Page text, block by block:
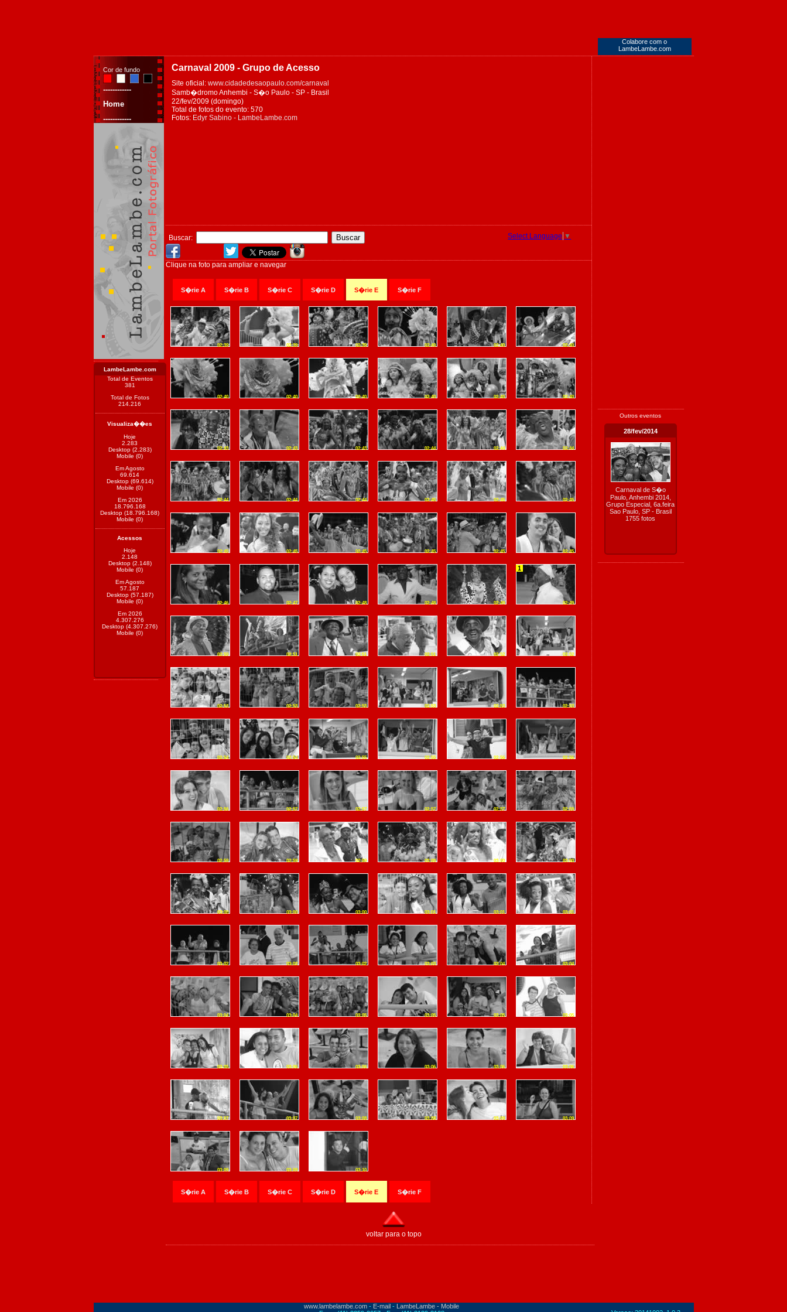
Colabore com o
LambeLambe.com
Cor de fundo
------------
Home
------------
LambeLambe.com
Total de Eventos
381
Total de Fotos
214.216
Visualiza��es
Hoje
2.283
Desktop (2.283)
Mobile (0)
Em Agosto
69.614
Desktop (69.614)
Mobile (0)
Em 2026
18.796.168
Desktop (18.796.168)
Mobile (0)
Acessos
Hoje
2.148
Desktop (2.148)
Mobile (0)
Em Agosto
57.187
Desktop (57.187)
Mobile (0)
Em 2026
4.307.276
Desktop (4.307.276)
Mobile (0)
Carnaval 2009 - Grupo de Acesso
Site oficial: www.cidadedesaopaulo.com/carnaval
Samb�dromo Anhembi - S�o Paulo - SP - Brasil
22/fev/2009 (domingo)
Total de fotos do evento: 570
Fotos: Edyr Sabino - LambeLambe.com
Buscar: Select Language ▼
Clique na foto para ampliar e navegar
S�rie A S�rie B S�rie C S�rie D S�rie E S�rie F
02:39 02:39 02:39 02:40 02:40 02:40
02:40 02:40 02:40 02:40 02:40 02:40
02:43 02:43 02:43 02:44 02:44 02:44
02:44 02:44 02:44 02:45 02:45 02:45
02:45 02:45 02:45 02:45 02:45 02:45
02:46 02:47 02:48 02:48 02:49
1
02:49
02:50 02:51 02:51 02:51 02:52 02:52
02:53 02:53 02:53 02:53 02:53 02:53
02:54 02:54 02:55 02:55 02:56 02:56
02:56 02:57 02:57 02:57 02:57 02:59
02:59 02:59 02:59 03:00 03:00 03:00
03:00 03:00 03:00 03:01 03:01 03:01
03:02 03:02 03:02 03:03 03:04 03:04
03:04 03:04 03:05 03:05 03:05 03:05
03:05 03:06 03:06 03:06 03:06 03:06
03:07 03:07 03:08 03:08 03:09 03:09
03:09 03:09 03:10
S�rie A S�rie B S�rie C S�rie D S�rie E S�rie F
Outros eventos
28/fev/2014
Carnaval de S�o
Paulo, Anhembi 2014,
Grupo Especial, 6a.feira
Sao Paulo, SP - Brasil
1755 fotos
voltar para o topo
www.lambelambe.com - E-mail - LambeLambe - Mobile